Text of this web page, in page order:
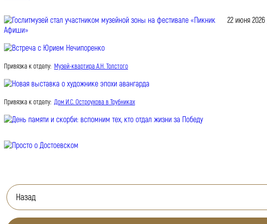
22 июня 2026
Привязка к отделу: Музей-квартира А.Н. Толстого
Привязка к отделу: Дом И.С. Остроухова в Трубниках
Назад